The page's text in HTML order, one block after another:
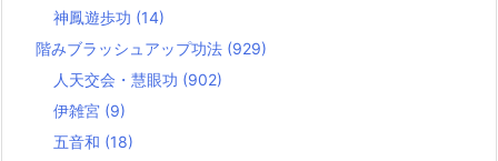
神鳳遊歩功 (14)
階みブラッシュアップ功法 (929)
人天交会・慧眼功 (902)
伊雑宮 (9)
五音和 (18)